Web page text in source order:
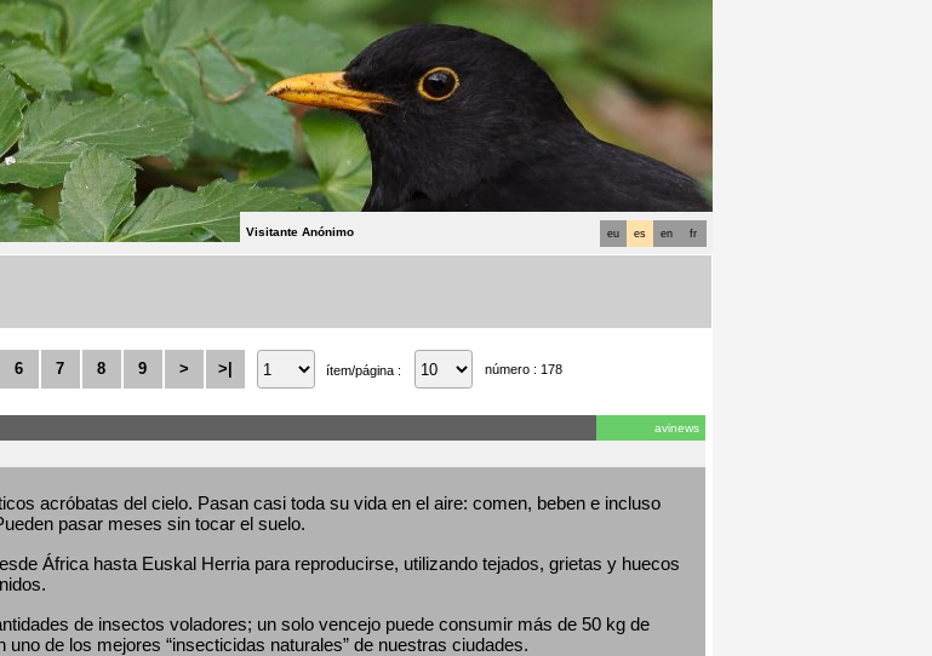
fr
en
es
eu
Visitante Anónimo
6 7 8 9 > >| ítem/página : número : 178
avinews
acróbatas del cielo. Pasan casi toda su vida en el aire: comen, beben e incluso
pasar meses sin tocar el suelo.
África hasta Euskal Herria para reproducirse, utilizando tejados, grietas y huecos
de insectos voladores; un solo vencejo puede consumir más de 50 kg de
uno de los mejores “insecticidas naturales” de nuestras ciudades.